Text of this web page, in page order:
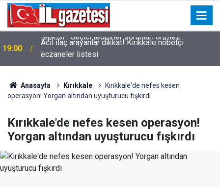
19:00
Acil ilaç arayanlar dikkat! Kırıkkale nöbetçi
eczaneler listesi
Anasayfa Kırıkkale
Kırıkkale'de nefes kesen
operasyon! Yorgan altından uyuşturucu fışkırdı
Kırıkkale'de nefes kesen operasyon!
Yorgan altından uyuşturucu fışkırdı